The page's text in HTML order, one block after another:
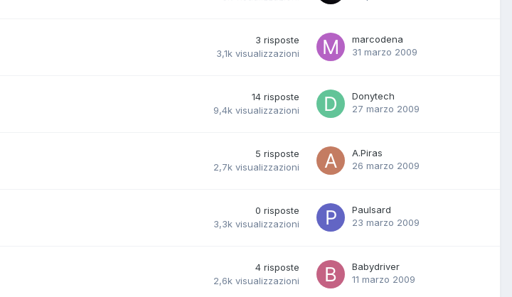
3 risposte
3,1k visualizzazioni
marcodena
31 marzo 2009
14 risposte
9,4k visualizzazioni
Donytech
27 marzo 2009
5 risposte
2,7k visualizzazioni
A.Piras
26 marzo 2009
0 risposte
3,3k visualizzazioni
Paulsard
23 marzo 2009
4 risposte
2,6k visualizzazioni
Babydriver
11 marzo 2009